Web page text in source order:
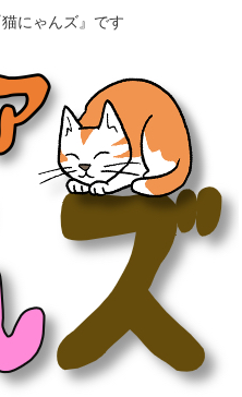
にゃんズ』です